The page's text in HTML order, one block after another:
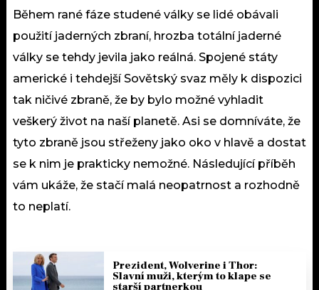
Během rané fáze studené války se lidé obávali
použití jaderných zbraní, hrozba totální jaderné
války se tehdy jevila jako reálná. Spojené státy
americké i tehdejší Sovětský svaz měly k dispozici
tak ničivé zbraně, že by bylo možné vyhladit
veškerý život na naší planetě. Asi se domníváte, že
tyto zbraně jsou střeženy jako oko v hlavě a dostat
se k nim je prakticky nemožné. Následující příběh
vám ukáže, že stačí malá neopatrnost a rozhodně
to neplatí.
Prezident, Wolverine i Thor:
Slavní muži, kterým to klape se
starší partnerkou